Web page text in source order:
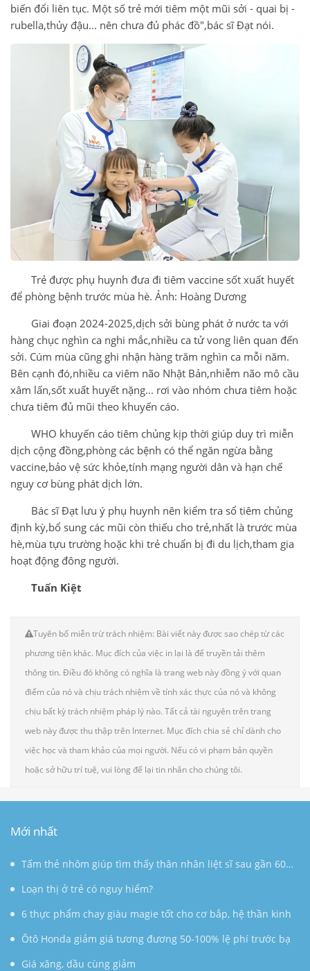
biến đổi liên tục. Một số trẻ mới tiêm một mũi sởi - quai bị -
rubella,thủy đậu... nên chưa đủ phác đồ",bác sĩ Đạt nói.
Trẻ được phụ huynh đưa đi tiêm vaccine sốt xuất huyết
để phòng bệnh trước mùa hè. Ảnh: Hoàng Dương
Giai đoạn 2024-2025,dịch sởi bùng phát ở nước ta với
hàng chục nghìn ca nghi mắc,nhiều ca tử vong liên quan đến
sởi. Cúm mùa cũng ghi nhận hàng trăm nghìn ca mỗi năm.
Bên cạnh đó,nhiều ca viêm não Nhật Bản,nhiễm não mô cầu
xâm lấn,sốt xuất huyết nặng... rơi vào nhóm chưa tiêm hoặc
chưa tiêm đủ mũi theo khuyến cáo.
WHO khuyến cáo tiêm chủng kịp thời giúp duy trì miễn
dịch cộng đồng,phòng các bệnh có thể ngăn ngừa bằng
vaccine,bảo vệ sức khỏe,tính mạng người dân và hạn chế
nguy cơ bùng phát dịch lớn.
Bác sĩ Đạt lưu ý phụ huynh nên kiểm tra sổ tiêm chủng
định kỳ,bổ sung các mũi còn thiếu cho trẻ,nhất là trước mùa
hè,mùa tựu trường hoặc khi trẻ chuẩn bị đi du lịch,tham gia
hoạt động đông người.
Tuấn Kiệt
Tuyên bố miễn trừ trách nhiệm: Bài viết này được sao chép từ các
phương tiện khác. Mục đích của việc in lại là để truyền tải thêm
thông tin. Điều đó không có nghĩa là trang web này đồng ý với quan
điểm của nó và chịu trách nhiệm về tính xác thực của nó và không
chịu bất kỳ trách nhiệm pháp lý nào. Tất cả tài nguyên trên trang
web này được thu thập trên Internet. Mục đích chia sẻ chỉ dành cho
việc học và tham khảo của mọi người. Nếu có vi phạm bản quyền
hoặc sở hữu trí tuệ, vui lòng để lại tin nhắn cho chúng tôi.
Mới nhất
Tấm thẻ nhôm giúp tìm thấy thân nhân liệt sĩ sau gần 60
nămLoạn thị ở trẻ có nguy hiểm?
6 thực phẩm chay giàu magie tốt cho cơ bắp, hệ thần kinh
Ôtô Honda giảm giá tương đương 50-100% lệ phí trước bạ
Giá xăng, dầu cùng giảm